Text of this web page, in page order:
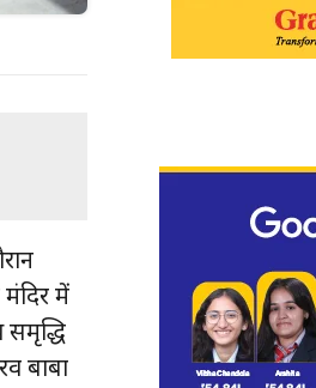
में
समृद्धि
बाबा